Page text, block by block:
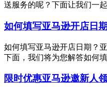
送服务的呢？下面让我们一
如何填写亚马逊开店日期
如何填写亚马逊开店日期？
下面，我们将为您解答如何
限时优惠亚马逊邀新人